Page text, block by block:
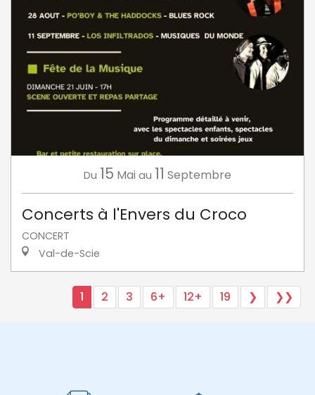
Du 15 Mai au 11 Septembre
Concerts à l'Envers du Croco
CONCERT
Val-de-Scie
1 2 3 6+ 12+ 19 ❯ ❯❯